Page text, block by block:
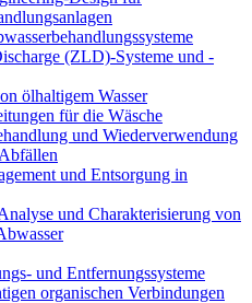
(ZLD)-Systeme und -
ölhaltigem Wasser
für die Wäsche
und Wiederverwendung
und Entsorgung in
und Charakterisierung von
und Entfernungssysteme
organischen Verbindungen